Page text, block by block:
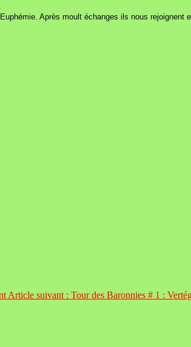
Après moult échanges ils nous rejoignent
Article suivant : Tour des Baronnies # 1 :